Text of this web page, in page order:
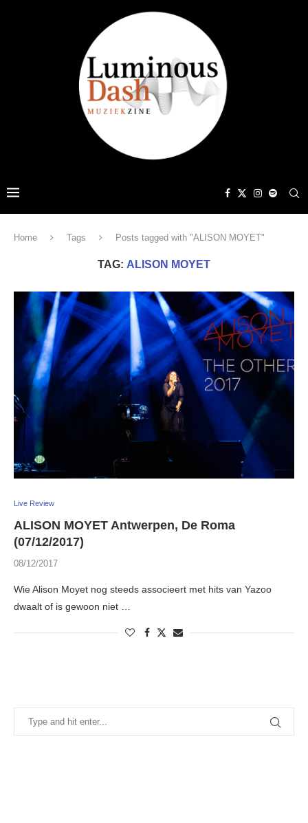
Home Tags Posts tagged with "ALISON MOYET"
TAG: ALISON MOYET
Live Review
ALISON MOYET Antwerpen, De Roma
(07/12/2017)
08/12/2017
Wie Alison Moyet nog steeds associeert met hits van Yazoo
dwaalt of is gewoon niet …